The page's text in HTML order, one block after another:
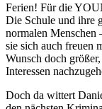
Ferien! Für die
Die Schule und ihre
normalen Menschen
sie sich auch freuen
Wunsch doch
Interessen
Doch da wittert